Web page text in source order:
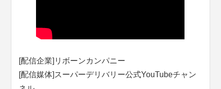
[配信企業]リボーンカンパニー
[配信媒体]スーパーデリバリー公式YouTubeチャン